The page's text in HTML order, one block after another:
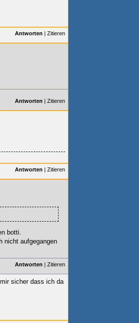
Antworten | Zitieren
Antworten | Zitieren
Antworten | Zitieren
botti.
nicht aufgegangen
Antworten | Zitieren
sicher dass ich da